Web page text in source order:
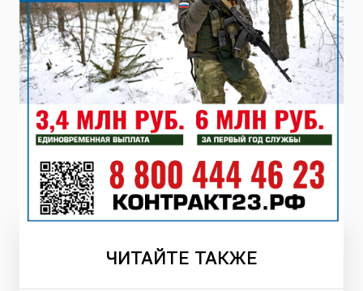
ЧИТАЙТЕ ТАКЖЕ